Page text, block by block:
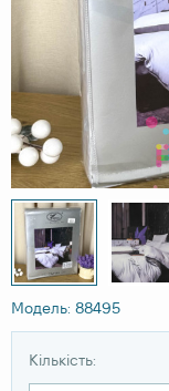
Модель: 88495
Кількість: